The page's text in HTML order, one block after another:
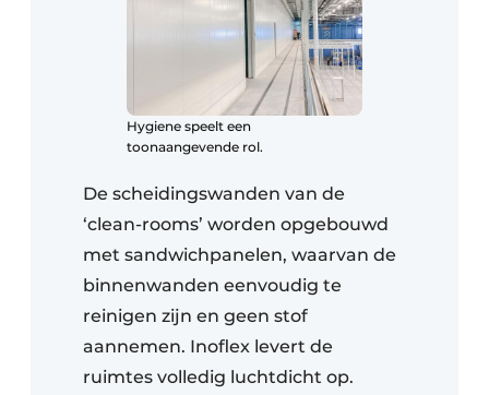
Hygiene speelt een
toonaangevende rol.
De scheidingswanden van de
‘clean-rooms’ worden opgebouwd
met sandwichpanelen, waarvan de
binnenwanden eenvoudig te
reinigen zijn en geen stof
aannemen. Inoflex levert de
ruimtes volledig luchtdicht op.